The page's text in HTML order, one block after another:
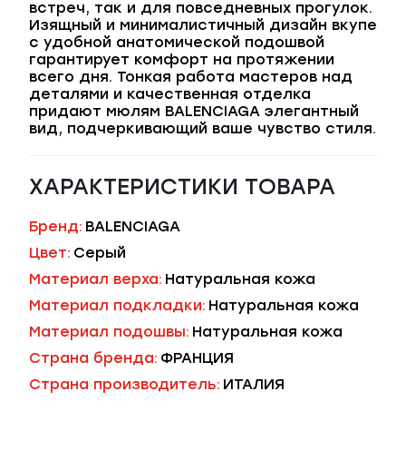
встреч, так и для повседневных прогулок.
Изящный и минималистичный дизайн вкупе
с удобной анатомической подошвой
гарантирует комфорт на протяжении
всего дня. Тонкая работа мастеров над
деталями и качественная отделка
придают мюлям BALENCIAGA элегантный
вид, подчеркивающий ваше чувство стиля.
ХАРАКТЕРИСТИКИ ТОВАРА
Бренд: BALENCIAGA
Цвет: Серый
Материал верха: Натуральная кожа
Материал подкладки: Натуральная кожа
Материал подошвы: Натуральная кожа
Страна бренда: ФРАНЦИЯ
Страна производитель: ИТАЛИЯ